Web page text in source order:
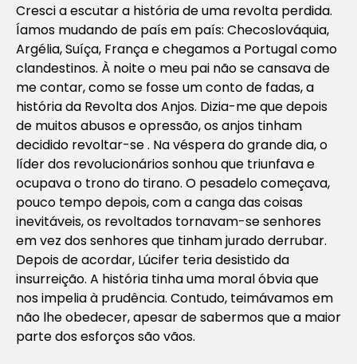
Cresci a escutar a história de uma revolta perdida.
Íamos mudando de país em país: Checoslováquia,
Argélia, Suíça, França e chegamos a Portugal como
clandestinos. À noite o meu pai não se cansava de
me contar, como se fosse um conto de fadas, a
história da Revolta dos Anjos. Dizia-me que depois
de muitos abusos e opressão, os anjos tinham
decidido revoltar-se . Na véspera do grande dia, o
líder dos revolucionários sonhou que triunfava e
ocupava o trono do tirano. O pesadelo começava,
pouco tempo depois, com a canga das coisas
inevitáveis, os revoltados tornavam-se senhores
em vez dos senhores que tinham jurado derrubar.
Depois de acordar, Lúcifer teria desistido da
insurreição. A história tinha uma moral óbvia que
nos impelia à prudência. Contudo, teimávamos em
não lhe obedecer, apesar de sabermos que a maior
parte dos esforços são vãos.